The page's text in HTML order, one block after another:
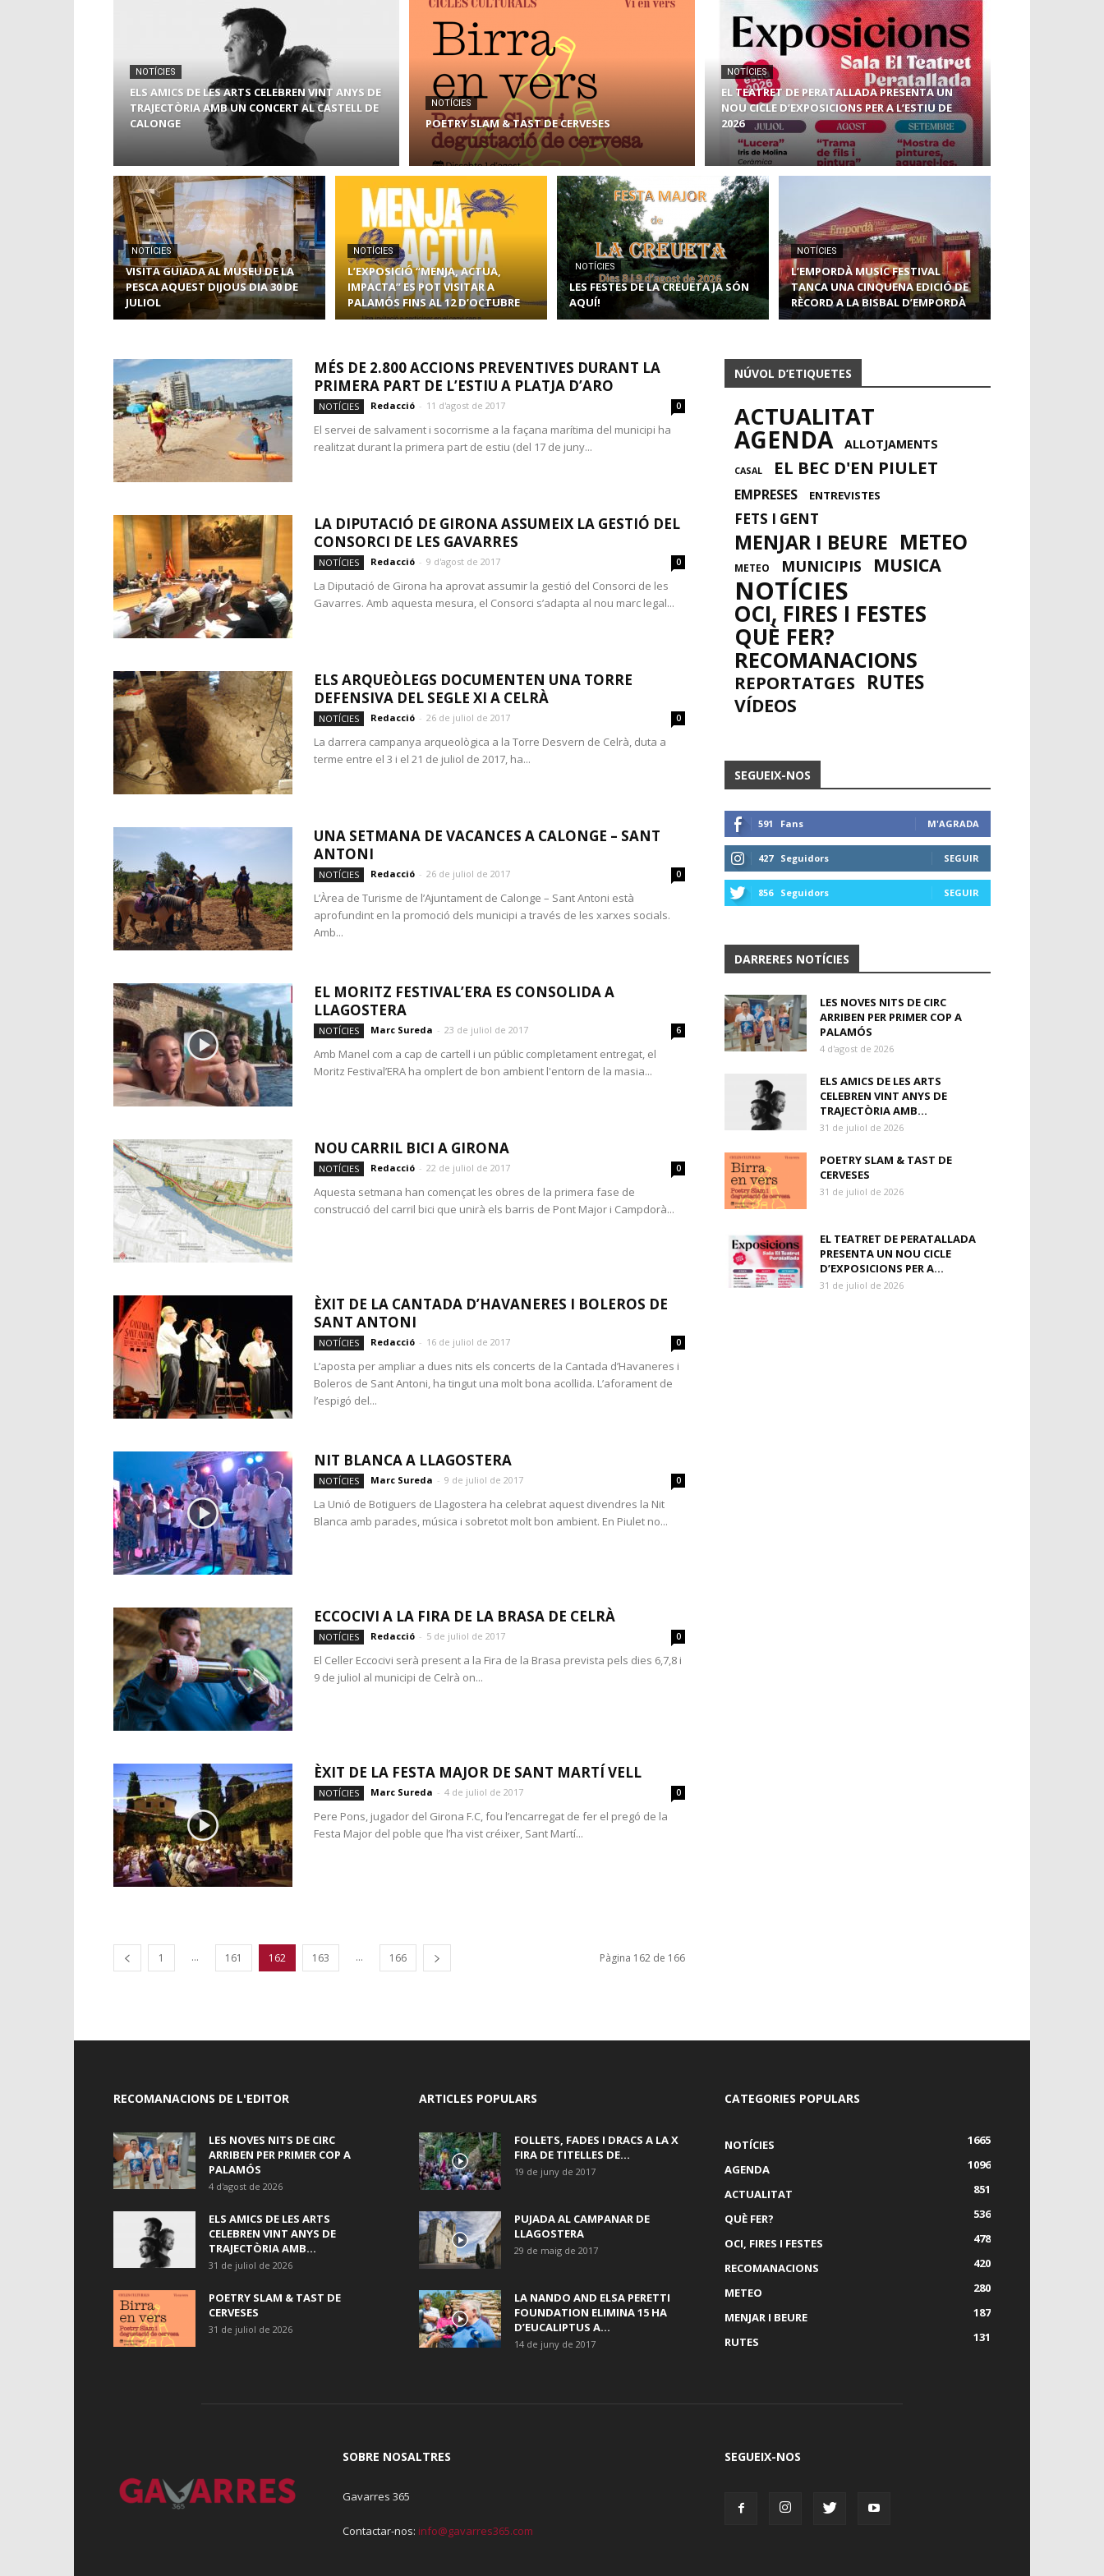
NOTÍCIES
ELS AMICS DE LES ARTS CELEBREN VINT ANYS DE
TRAJECTÒRIA AMB UN CONCERT AL CASTELL DE
CALONGE
NOTÍCIES
POETRY SLAM & TAST DE CERVESES
NOTÍCIES
EL TEATRET DE PERATALLADA PRESENTA UN
NOU CICLE D’EXPOSICIONS PER A L’ESTIU DE
2026
NOTÍCIES
VISITA GUIADA AL MUSEU DE LA
PESCA AQUEST DIJOUS DIA 30 DE
JULIOL
NOTÍCIES
L’EXPOSICIÓ “MENJA, ACTUA,
IMPACTA” ES POT VISITAR A
PALAMÓS FINS AL 12 D’OCTUBRE
NOTÍCIES
LES FESTES DE LA CREUETA JA SÓN
AQUÍ!
NOTÍCIES
L’EMPORDÀ MUSIC FESTIVAL
TANCA UNA CINQUENA EDICIÓ DE
RÈCORD A LA BISBAL D’EMPORDÀ
MÉS DE 2.800 ACCIONS PREVENTIVES DURANT LA
PRIMERA PART DE L’ESTIU A PLATJA D’ARO
NOTÍCIES Redacció - 11 d'agost de 2017 0
El servei de salvament i socorrisme a la façana marítima del municipi ha
realitzat durant la primera part de estiu (del 17 de juny...
LA DIPUTACIÓ DE GIRONA ASSUMEIX LA GESTIÓ DEL
CONSORCI DE LES GAVARRES
NOTÍCIES Redacció - 9 d'agost de 2017 0
La Diputació de Girona ha aprovat assumir la gestió del Consorci de les
Gavarres. Amb aquesta mesura, el Consorci s’adapta al nou marc legal...
ELS ARQUEÒLEGS DOCUMENTEN UNA TORRE
DEFENSIVA DEL SEGLE XI A CELRÀ
NOTÍCIES Redacció - 26 de juliol de 2017 0
La darrera campanya arqueològica a la Torre Desvern de Celrà, duta a
terme entre el 3 i el 21 de juliol de 2017, ha...
UNA SETMANA DE VACANCES A CALONGE – SANT
ANTONI
NOTÍCIES Redacció - 26 de juliol de 2017 0
L’Àrea de Turisme de l’Ajuntament de Calonge – Sant Antoni està
aprofundint en la promoció dels municipi a través de les xarxes socials.
Amb...
EL MORITZ FESTIVAL’ERA ES CONSOLIDA A
LLAGOSTERA
NOTÍCIES Marc Sureda - 23 de juliol de 2017 6
Amb Manel com a cap de cartell i un públic completament entregat, el
Moritz Festival’ERA ha omplert de bon ambient l'entorn de la masia...
NOU CARRIL BICI A GIRONA
NOTÍCIES Redacció - 22 de juliol de 2017 0
Aquesta setmana han començat les obres de la primera fase de
construcció del carril bici que unirà els barris de Pont Major i Campdorà...
ÈXIT DE LA CANTADA D’HAVANERES I BOLEROS DE
SANT ANTONI
NOTÍCIES Redacció - 16 de juliol de 2017 0
L’aposta per ampliar a dues nits els concerts de la Cantada d’Havaneres i
Boleros de Sant Antoni, ha tingut una molt bona acollida. L’aforament de
l’espigó del...
NIT BLANCA A LLAGOSTERA
NOTÍCIES Marc Sureda - 9 de juliol de 2017 0
La Unió de Botiguers de Llagostera ha celebrat aquest divendres la Nit
Blanca amb parades, música i sobretot molt bon ambient. En Piulet no...
ECCOCIVI A LA FIRA DE LA BRASA DE CELRÀ
NOTÍCIES Redacció - 5 de juliol de 2017 0
El Celler Eccocivi serà present a la Fira de la Brasa prevista pels dies 6,7,8 i
9 de juliol al municipi de Celrà on...
ÈXIT DE LA FESTA MAJOR DE SANT MARTÍ VELL
NOTÍCIES Marc Sureda - 4 de juliol de 2017 0
Pere Pons, jugador del Girona F.C, fou l’encarregat de fer el pregó de la
Festa Major del poble que l’ha vist créixer, Sant Martí...
1 ... 161 162 163 ... 166 Pàgina 162 de 166
NÚVOL D’ETIQUETES
ACTUALITAT
AGENDA ALLOTJAMENTS
CASAL EL BEC D'EN PIULET
EMPRESES ENTREVISTES
FETS I GENT
MENJAR I BEURE METEO
METEO MUNICIPIS MUSICA
NOTÍCIES
OCI, FIRES I FESTES
QUÈ FER?
RECOMANACIONS
REPORTATGES RUTES
VÍDEOS
SEGUEIX-NOS
591 Fans M'AGRADA
427 Seguidors SEGUIR
856 Seguidors SEGUIR
DARRERES NOTÍCIES
LES NOVES NITS DE CIRC
ARRIBEN PER PRIMER COP A
PALAMÓS
4 d'agost de 2026
ELS AMICS DE LES ARTS
CELEBREN VINT ANYS DE
TRAJECTÒRIA AMB...
31 de juliol de 2026
POETRY SLAM & TAST DE
CERVESES
31 de juliol de 2026
EL TEATRET DE PERATALLADA
PRESENTA UN NOU CICLE
D’EXPOSICIONS PER A...
31 de juliol de 2026
RECOMANACIONS DE L'EDITOR
LES NOVES NITS DE CIRC
ARRIBEN PER PRIMER COP A
PALAMÓS
4 d'agost de 2026
ELS AMICS DE LES ARTS
CELEBREN VINT ANYS DE
TRAJECTÒRIA AMB...
31 de juliol de 2026
POETRY SLAM & TAST DE
CERVESES
31 de juliol de 2026
ARTICLES POPULARS
FOLLETS, FADES I DRACS A LA X
FIRA DE TITELLES DE...
19 de juny de 2017
PUJADA AL CAMPANAR DE
LLAGOSTERA
29 de maig de 2017
LA NANDO AND ELSA PERETTI
FOUNDATION ELIMINA 15 HA
D’EUCALIPTUS A...
14 de juny de 2017
CATEGORIES POPULARS
NOTÍCIES
1665
AGENDA
1096
ACTUALITAT
851
QUÈ FER?
536
OCI, FIRES I FESTES
478
RECOMANACIONS
420
METEO
280
MENJAR I BEURE
187
RUTES
131
SOBRE NOSALTRES
Gavarres 365
Contactar-nos: info@gavarres365.com
SEGUEIX-NOS